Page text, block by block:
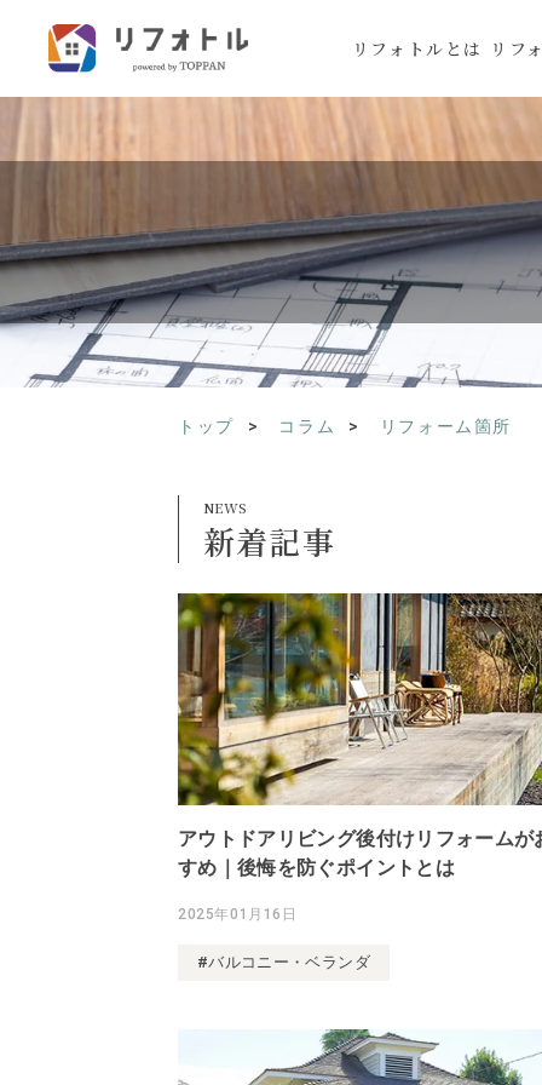
リフォトルとは リフ
トップ コラム リフォーム箇所
新着記事
アウトドアリビング後付けリフォームが
すめ｜後悔を防ぐポイントとは
2025年01月16日
#バルコニー・ベランダ